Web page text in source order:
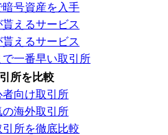
暗号資産を入手
えるサービス
えるサービス
で一番早い取引所
所を比較
者向け取引所
の海外取引所
引所を徹底比較